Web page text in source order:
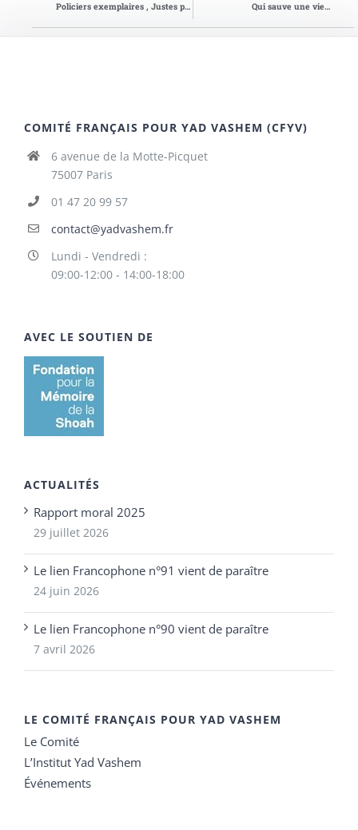
Policiers exemplaires , Justes parmi les Nations Qui sauve une vie…
COMITÉ FRANÇAIS POUR YAD VASHEM (CFYV)
6 avenue de la Motte-Picquet
75007 Paris
01 47 20 99 57
contact@yadvashem.fr
Lundi - Vendredi :
09:00-12:00 - 14:00-18:00
AVEC LE SOUTIEN DE
ACTUALITÉS
Rapport moral 2025
29 juillet 2026
Le lien Francophone n°91 vient de paraître
24 juin 2026
Le lien Francophone n°90 vient de paraître
7 avril 2026
LE COMITÉ FRANÇAIS POUR YAD VASHEM
Le Comité
L’Institut Yad Vashem
Événements